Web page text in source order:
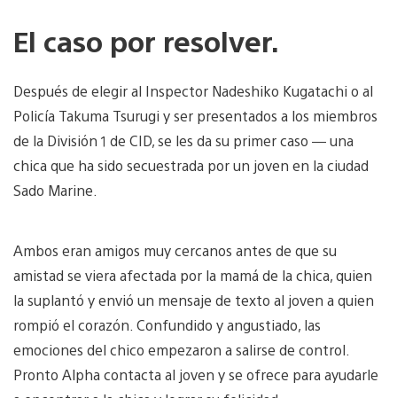
El caso por resolver.
Después de elegir al Inspector Nadeshiko Kugatachi o al
Policía Takuma Tsurugi y ser presentados a los miembros
de la División 1 de CID, se les da su primer caso — una
chica que ha sido secuestrada por un joven en la ciudad
Sado Marine.
Ambos eran amigos muy cercanos antes de que su
amistad se viera afectada por la mamá de la chica, quien
la suplantó y envió un mensaje de texto al joven a quien
rompió el corazón. Confundido y angustiado, las
emociones del chico empezaron a salirse de control.
Pronto Alpha contacta al joven y se ofrece para ayudarle